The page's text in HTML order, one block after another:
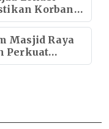
Korban
Pokok
Masjid Raya
Perkuat